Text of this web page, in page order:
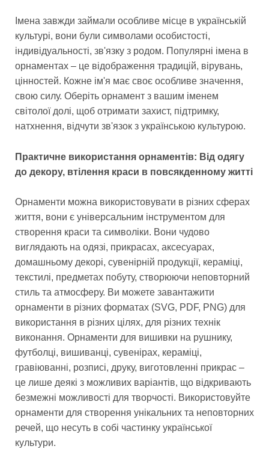
Імена завжди займали особливе місце в українській
культурі, вони були символами особистості,
індивідуальності, зв'язку з родом. Популярні імена в
орнаментах – це відображення традицій, вірувань,
цінностей. Кожне ім'я має своє особливе значення,
свою силу. Оберіть орнамент з вашим іменем
світолої долі, щоб отримати захист, підтримку,
натхнення, відчути зв'язок з українською культурою.
Практичне використання орнаментів: Від одягу
до декору, втілення краси в повсякденному житті
Орнаменти можна використовувати в різних сферах
життя, вони є універсальним інструментом для
створення краси та символіки. Вони чудово
виглядають на одязі, прикрасах, аксесуарах,
домашньому декорі, сувенірній продукції, кераміці,
текстилі, предметах побуту, створюючи неповторний
стиль та атмосферу. Ви можете завантажити
орнаменти в різних форматах (SVG, PDF, PNG) для
використання в різних цілях, для різних технік
виконання. Орнаменти для вишивки на рушнику,
футболці, вишиванці, сувенірах, кераміці,
гравіюванні, розписі, друку, виготовленні прикрас –
це лише деякі з можливих варіантів, що відкривають
безмежні можливості для творчості. Використовуйте
орнаменти для створення унікальних та неповторних
речей, що несуть в собі частинку української
культури.